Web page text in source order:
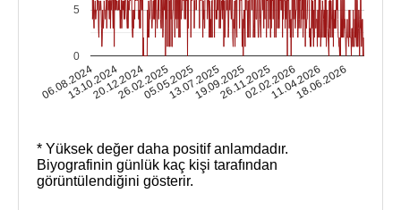
06.08.2024
13.10.202420.12.202426.02.2025
05.05.202513.07.202519.09.202526.11.202502.02.202611.04.2026
18.06.2026
0
5
* Yüksek değer daha positif anlamdadır.
Biyografinin günlük kaç kişi tarafından
görüntülendiğini gösterir.